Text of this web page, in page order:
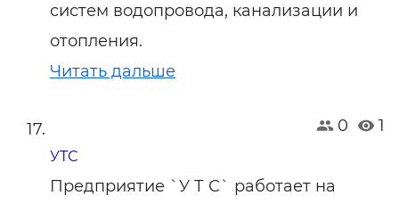
систем водопровода, канализации и
отопления.
Читать дальше
0 1
УТС
Предприятие `У Т С` работает на